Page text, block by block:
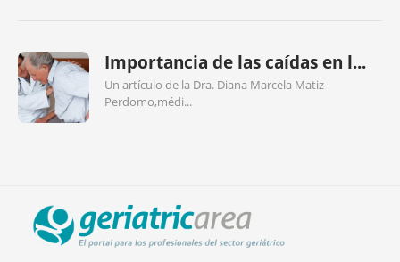
Importancia de las caídas en l...
Un artículo de la Dra. Diana Marcela Matiz
Perdomo,médi...